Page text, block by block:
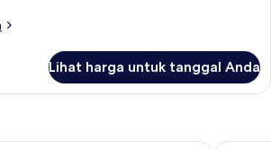
Lihat harga untuk tanggal Anda